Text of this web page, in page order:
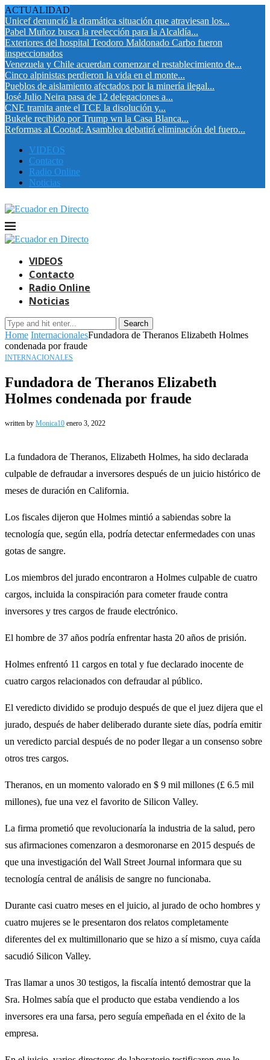
ACTUALIDAD
Unicef denunció la dramática situación que atraviesan los...
Pabel Muñoz busca la reelección para la Alcaldía...
Exteriores del hospital Teodoro Maldonado Carbo fueron
inspeccionados
Venezuela y Chile acuerdan comenzar el restablecimiento de...
Cinco alpinistas perdieron la vida en el monte...
Pueblos de aislamiento afectados por la minería ilegal...
José Julio Neira pasa de 12 delegaciones a...
CNE tramita ante el TCE la disolución y...
Bukele recibido por Trump wn la Casa Blanca...
Reformas al Cootad: Asamblea debatirá eliminación del fuero...
VIDEOS
Contacto
Radio Online
Noticias
VIDEOS
Contacto
Radio Online
Noticias
Search
Home InternacionalesFundadora de Theranos Elizabeth Holmes
condenada por fraude
INTERNACIONALES
Fundadora de Theranos Elizabeth
Holmes condenada por fraude
written by Monica10 enero 3, 2022
La fundadora de Theranos, Elizabeth Holmes, ha sido declarada
culpable de defraudar a inversores después de un juicio histórico de
meses de duración en California.
Los fiscales dijeron que Holmes mintió a sabiendas sobre la
tecnología que, según ella, podría detectar enfermedades con unas
gotas de sangre.
Los miembros del jurado encontraron a Holmes culpable de cuatro
cargos, incluida la conspiración para cometer fraude contra
inversores y tres cargos de fraude electrónico.
El hombre de 37 años podría enfrentar hasta 20 años de prisión.
Holmes enfrentó 11 cargos en total y fue declarado inocente de
cuatro cargos relacionados con defraudar al público.
El veredicto dividido se produjo después de que el juez dijera que el
jurado, después de haber deliberado durante siete días, podría emitir
un veredicto parcial después de no poder llegar a un consenso sobre
otros tres cargos.
Theranos, en un momento valorado en $ 9 mil millones (£ 6.5 mil
millones), fue una vez el favorito de Silicon Valley.
La firma prometió que revolucionaría la industria de la salud, pero
sus afirmaciones comenzaron a desmoronarse en 2015 después de
que una investigación del Wall Street Journal informara que su
tecnología central de análisis de sangre no funcionaba.
Durante casi cuatro meses en el juicio, al jurado de ocho hombres y
cuatro mujeres se le presentaron dos relatos completamente
diferentes del ex multimillonario que se hizo a sí mismo, cuya caída
sacudió Silicon Valley.
Tras llamar a unos 30 testigos, la fiscalía intentó demostrar que la
Sra. Holmes sabía que el producto que estaba vendiendo a los
inversores era una farsa, pero seguía empeñada en el éxito de la
empresa.